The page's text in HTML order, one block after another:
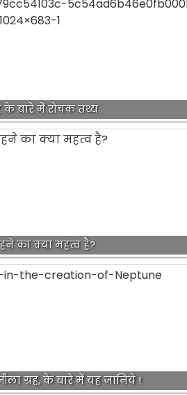
के बारे में रोचक तथ्य
का क्या महत्व है?
ग्रह, के बारे में यह जानिये !